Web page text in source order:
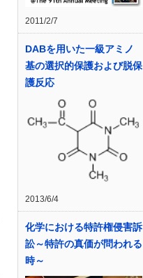
2011/2/7
DABを用いた一級アミノ
基の選択的保護および脱保
護反応
2013/6/4
化学における特許権侵害訴
訟～特許の真価が問われる
時～